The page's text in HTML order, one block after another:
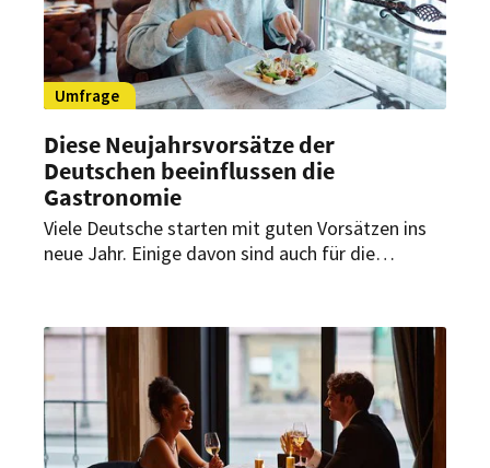
Umfrage
Diese Neujahrsvorsätze der
Deutschen beeinflussen die
Gastronomie
Viele Deutsche starten mit guten Vorsätzen ins
neue Jahr. Einige davon sind auch für die
geraten, bleiben andere länger bestehen – und
genau hier liegt eine große Chance für
Restaurants.